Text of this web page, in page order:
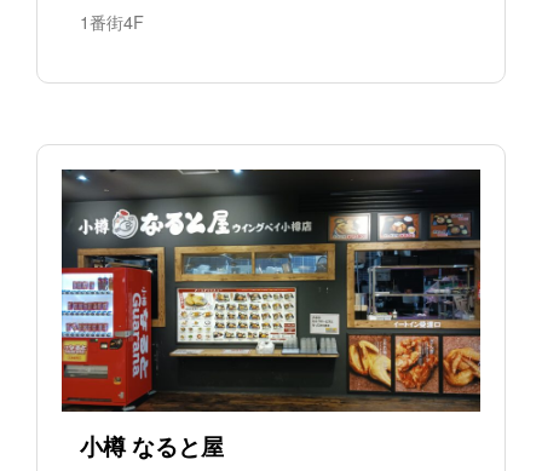
1番街4F
小樽 なると屋